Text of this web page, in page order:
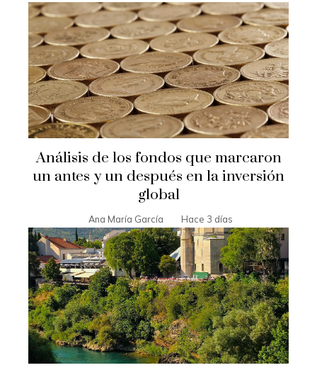
Análisis de los fondos que marcaron
un antes y un después en la inversión
global
Ana María García Hace 3 días